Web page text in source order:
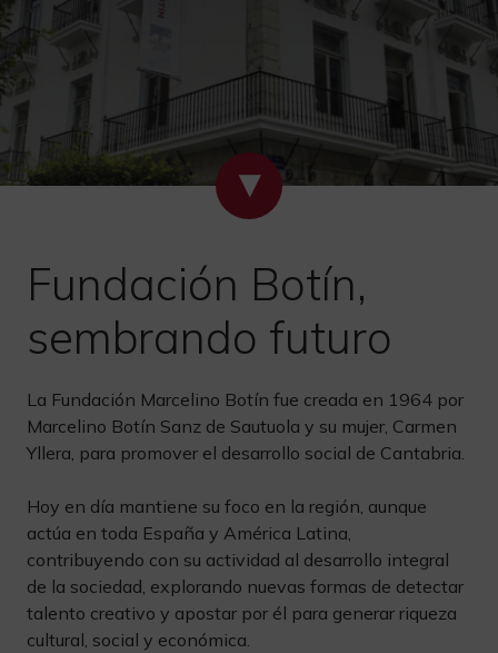
Fundación Botín,
sembrando futuro
La Fundación Marcelino Botín fue creada en 1964 por
Marcelino Botín Sanz de Sautuola y su mujer, Carmen
Yllera, para promover el desarrollo social de Cantabria.
Hoy en día mantiene su foco en la región, aunque
actúa en toda España y América Latina,
contribuyendo con su actividad al desarrollo integral
de la sociedad, explorando nuevas formas de detectar
talento creativo y apostar por él para generar riqueza
cultural, social y económica.